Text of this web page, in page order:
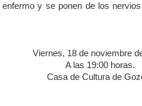
y se ponen de los
Viernes, 18 de noviembre
A las 19:00 horas.
Casa de Cultura de